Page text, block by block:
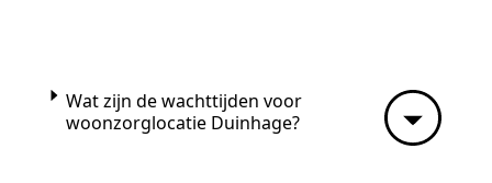
Wat zijn de wachttijden voor
woonzorglocatie Duinhage?